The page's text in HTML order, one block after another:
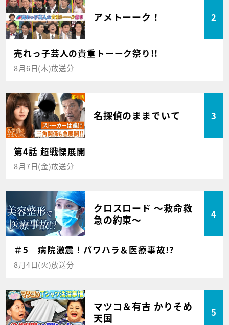
アメトーーク！ 2
売れっ子芸人の貴重トーーク祭り!!
8月6日(木)放送分
名探偵のままでいて 3
第4話 超戦慄展開
8月7日(金)放送分
クロスロード ～救命救
急の約束～
4
＃5 病院激震！パワハラ＆医療事故!?
8月4日(火)放送分
マツコ＆有吉 かりそめ
天国
5